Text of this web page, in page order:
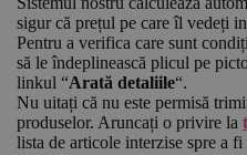
sigur că prețul pe care îl vedeți
Pentru a verifica care sunt
să le îndeplinească plicul pe
linkul “Arată detaliile“.
Nu uitați că nu este permisă
produselor. Aruncați o privire la
lista de articole interzise spre a